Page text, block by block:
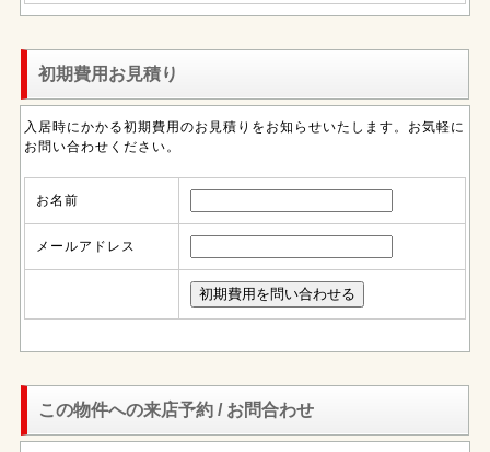
初期費用お見積り
入居時にかかる初期費用のお見積りをお知らせいたします。お気軽に
お問い合わせください。
お名前
メールアドレス
この物件への来店予約 / お問合わせ